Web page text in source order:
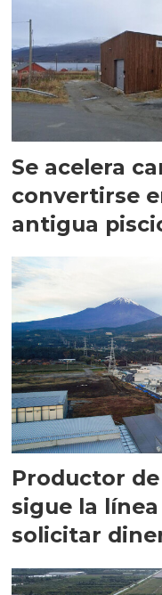
Se acelera
convertirse
antigua
Productor
sigue la
solicitar